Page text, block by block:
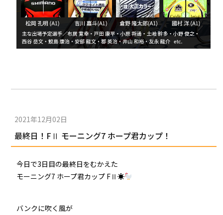
2021年12月02日
最終日！FⅡ モーニング7 ホープ君カップ！
今日で3日目の最終日をむかえた
モーニング7 ホープ君カップ FⅡ☀
バンクに吹く風が